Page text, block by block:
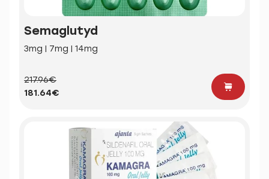
Semaglutyd
3mg | 7mg | 14mg
217.96€
181.64€